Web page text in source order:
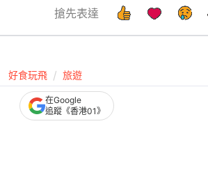
搶先表達
好食玩飛 旅遊
宜蘭酒店10間推介｜新開
民宿／日式溫泉／人均
在Google
追蹤《香港01》